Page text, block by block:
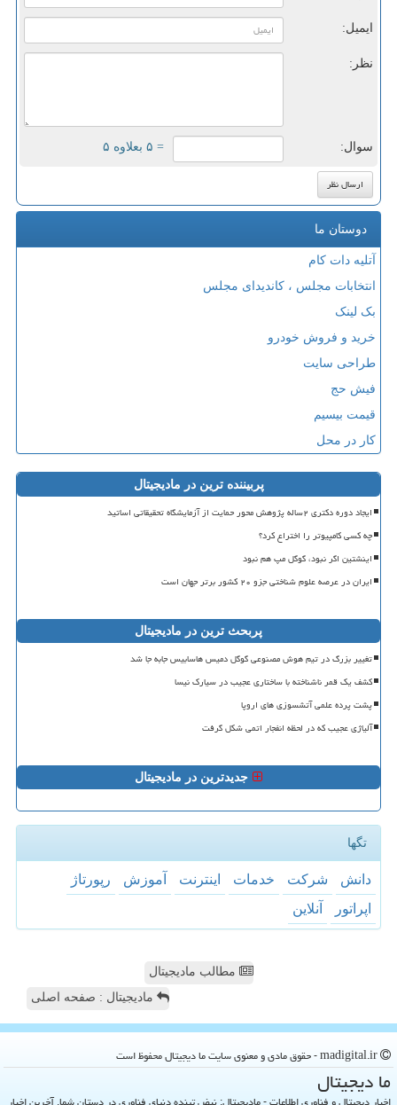
ایمیل:
نظر:
سوال: = ۵ بعلاوه ۵
دوستان ما
آتلیه دات کام
انتخابات مجلس ، کاندیدای مجلس
بک لینک
خرید و فروش خودرو
طراحی سایت
فیش حج
قیمت بیسیم
کار در محل
پربیننده ترین در مادیجیتال
ایجاد دوره دکتری ۲ساله پژوهش محور حمایت از آزمایشگاه تحقیقاتی اساتید
چه کسی کامپیوتر را اختراع کرد؟
اینشتین اگر نبود، گوگل مپ هم نبود
ایران در عرصه علوم شناختی جزو ۲۰ کشور برتر جهان است
پربحث ترین در مادیجیتال
تغییر بزرگ در تیم هوش مصنوعی گوگل دمیس هاسابیس جابه جا شد
کشف یک قمر ناشناخته با ساختاری عجیب در سیارک نیسا
پشت پرده علمی آتشسوزی های اروپا
آلیاژی عجیب که در لحظه انفجار اتمی شکل گرفت
جدیدترین در مادیجیتال
تگها
دانش شركت خدمات اینترنت آموزش
رپورتاژ
اپراتور
آنلاین
مطالب مادیجیتال
مادیجیتال : صفحه اصلی
ما دیجیتال